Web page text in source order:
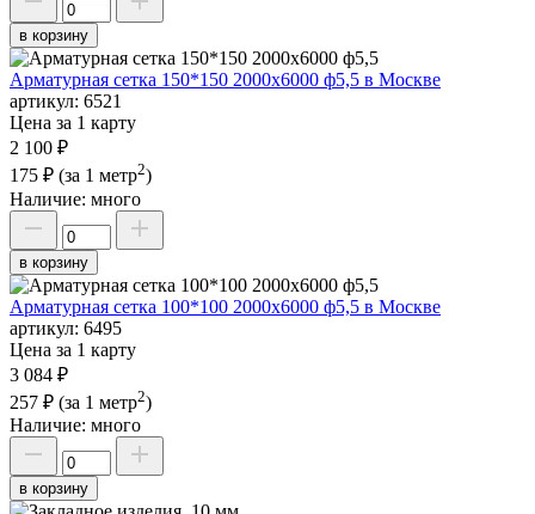
в корзину
Арматурная сетка 150*150 2000х6000 ф5,5 в Москве
артикул: 6521
Цена за 1 карту
2 100 ₽
175 ₽ (за 1 метр2)
Наличие: много
в корзину
Арматурная сетка 100*100 2000х6000 ф5,5 в Москве
артикул: 6495
Цена за 1 карту
3 084 ₽
257 ₽ (за 1 метр2)
Наличие: много
в корзину